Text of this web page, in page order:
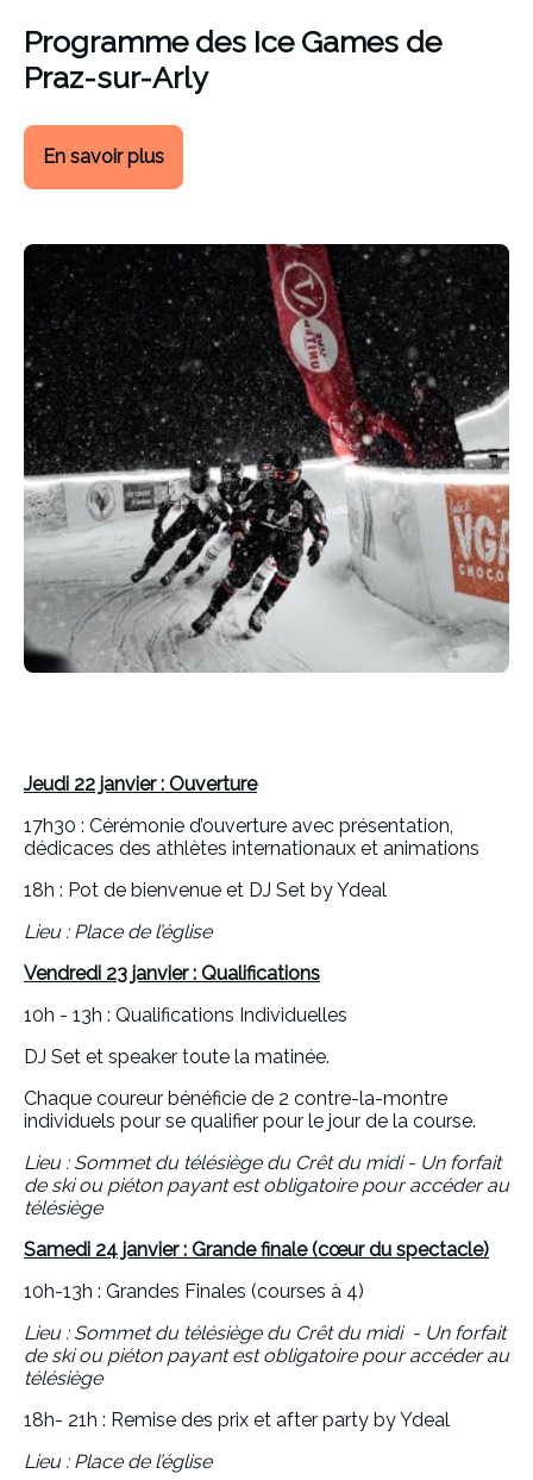
Programme des Ice Games de
Praz-sur-Arly
En savoir plus
Jeudi 22 janvier : Ouverture
17h30 : Cérémonie d’ouverture avec présentation,
dédicaces des athlètes internationaux et animations
18h : Pot de bienvenue et DJ Set by Ydeal
Lieu : Place de l’église
Vendredi 23 janvier : Qualifications
10h - 13h : Qualifications Individuelles
DJ Set et speaker toute la matinée.
Chaque coureur bénéficie de 2 contre-la-montre
individuels pour se qualifier pour le jour de la course.
Lieu : Sommet du télésiège du Crêt du midi - Un forfait
de ski ou piéton payant est obligatoire pour accéder au
télésiège
Samedi 24 janvier : Grande finale (cœur du spectacle)
10h-13h : Grandes Finales (courses à 4)
Lieu : Sommet du télésiège du Crêt du midi - Un forfait
de ski ou piéton payant est obligatoire pour accéder au
télésiège
18h- 21h : Remise des prix et after party by Ydeal
Lieu : Place de l’église